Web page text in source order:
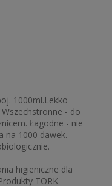
1000ml.Lekko
- do
Łagodne - nie
na 1000 dawek.
higieniczne dla
TORK